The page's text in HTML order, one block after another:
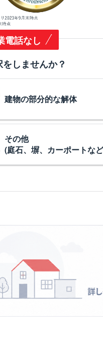
電話なし
しませんか？
建物の部分的な解体
その他
(庭石、塀、カーポートな